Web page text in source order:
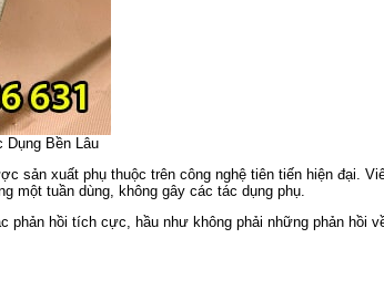
Dụng Bền Lâu
sản xuất phụ thuộc trên công nghệ tiên tiến hiện đại.
một tuần dùng, không gây các tác dụng phụ.
phản hồi tích cực, hầu như không phải những phản hồi